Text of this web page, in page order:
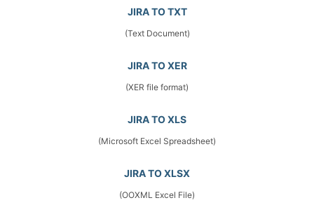
JIRA TO TXT
(Text Document)
JIRA TO XER
(XER file format)
JIRA TO XLS
(Microsoft Excel Spreadsheet)
JIRA TO XLSX
(OOXML Excel File)